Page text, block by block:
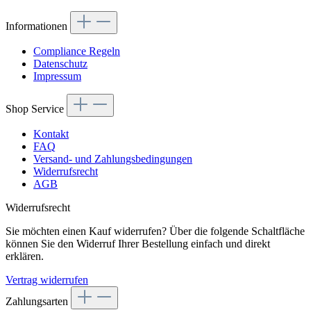
Informationen
Compliance Regeln
Datenschutz
Impressum
Shop Service
Kontakt
FAQ
Versand- und Zahlungsbedingungen
Widerrufsrecht
AGB
Widerrufsrecht
Sie möchten einen Kauf widerrufen? Über die folgende Schaltfläche
können Sie den Widerruf Ihrer Bestellung einfach und direkt
erklären.
Vertrag widerrufen
Zahlungsarten